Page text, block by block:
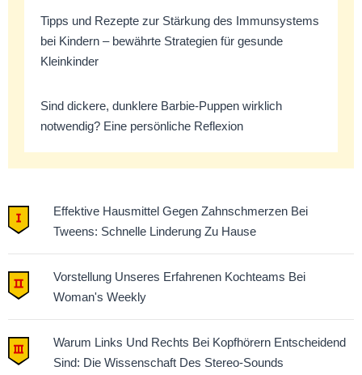
Tipps und Rezepte zur Stärkung des Immunsystems
bei Kindern – bewährte Strategien für gesunde
Kleinkinder
Sind dickere, dunklere Barbie-Puppen wirklich
notwendig? Eine persönliche Reflexion
Effektive Hausmittel Gegen Zahnschmerzen Bei
Tweens: Schnelle Linderung Zu Hause
Vorstellung Unseres Erfahrenen Kochteams Bei
Woman's Weekly
Warum Links Und Rechts Bei Kopfhörern Entscheidend
Sind: Die Wissenschaft Des Stereo-Sounds